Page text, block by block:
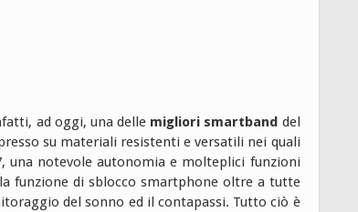
ad oggi, una delle migliori smartband del
su materiali resistenti e versatili nei quali
una notevole autonomia e molteplici funzioni
funzione di sblocco smartphone oltre a tutte
del sonno ed il contapassi. Tutto ciò è